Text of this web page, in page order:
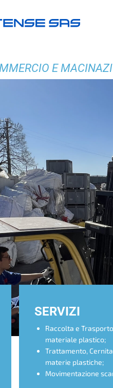
E
SERVIZI
Raccolta e
materiale plastico;
Trattamento,
materie plastiche;
Movimentazione